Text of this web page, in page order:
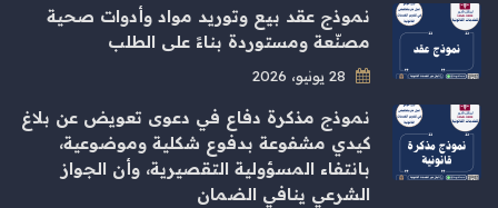
نموذج عقد بيع وتوريد مواد وأدوات صحية
مصنّعة ومستوردة بناءً على الطلب
نموذج مذكرة دفاع في دعوى تعويض عن بلاغ
كيدي مشفوعة بدفوع شكلية وموضوعية،
بانتفاء المسؤولية التقصيرية، وأن الجواز
الشرعي ينافي الضمان